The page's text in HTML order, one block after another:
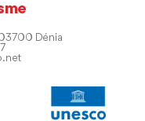
Dénia